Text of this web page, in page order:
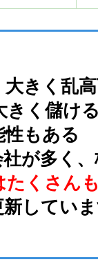
大きく乱
く儲け
もある
が多く
たくさん
してい